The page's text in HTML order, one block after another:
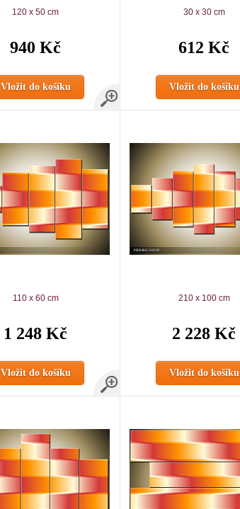
120 x 50 cm
940 Kč
Vložit do košíku
30 x 30 cm
612 Kč
Vložit do košíku
110 x 60 cm
1 248 Kč
Vložit do košíku
210 x 100 cm
2 228 Kč
Vložit do košíku